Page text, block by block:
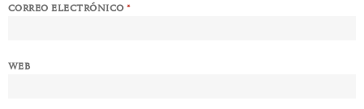
CORREO ELECTRÓNICO*
WEB